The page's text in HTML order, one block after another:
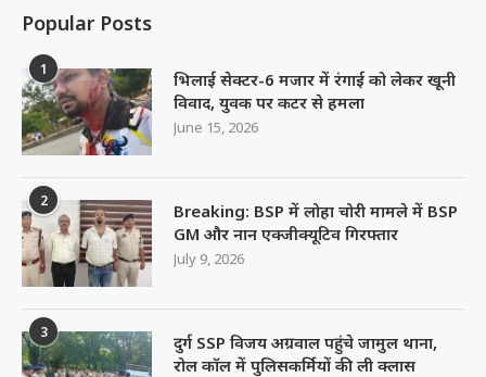
Popular Posts
1
भिलाई सेक्टर-6 मजार में रंगाई को लेकर खूनी
विवाद, युवक पर कटर से हमला
June 15, 2026
2
Breaking: BSP में लोहा चोरी मामले में BSP
GM और नान एक्जीक्यूटिव गिरफ्तार
July 9, 2026
3
दुर्ग SSP विजय अग्रवाल पहुंचे जामुल थाना,
रोल कॉल में पुलिसकर्मियों की ली क्लास